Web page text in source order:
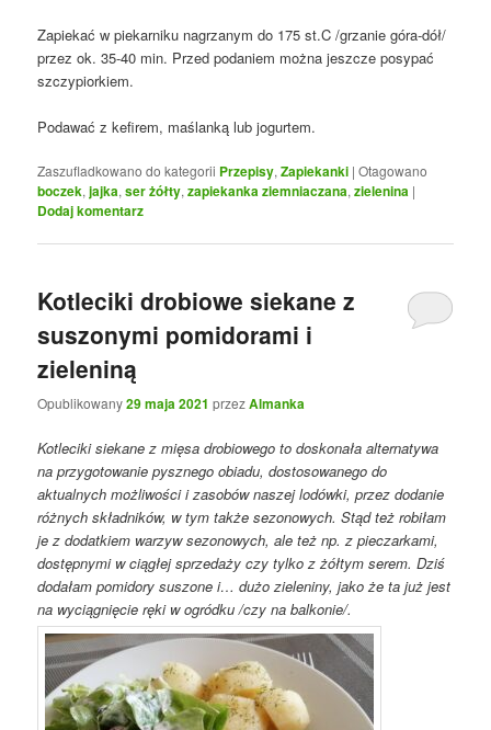
Zapiekać w piekarniku nagrzanym do 175 st.C /grzanie góra-dół/
przez ok. 35-40 min. Przed podaniem można jeszcze posypać
szczypiorkiem.
Podawać z kefirem, maślanką lub jogurtem.
Zaszufladkowano do kategorii Przepisy,Zapiekanki |Otagowano
boczek,jajka,ser żółty,zapiekanka ziemniaczana,zielenina |
Dodaj komentarz
Kotleciki drobiowe siekane z
suszonymi pomidorami i
zieleniną
Opublikowany29 maja 2021 przezAlmanka
Kotleciki siekane z mięsa drobiowego to doskonała alternatywa
na przygotowanie pysznego obiadu, dostosowanego do
aktualnych możliwości i zasobów naszej lodówki, przez dodanie
różnych składników, w tym także sezonowych. Stąd też robiłam
je z dodatkiem warzyw sezonowych, ale też np. z pieczarkami,
dostępnymi w ciągłej sprzedaży czy tylko z żółtym serem. Dziś
dodałam pomidory suszone i… dużo zieleniny, jako że ta już jest
na wyciągnięcie ręki w ogródku /czy na balkonie/.